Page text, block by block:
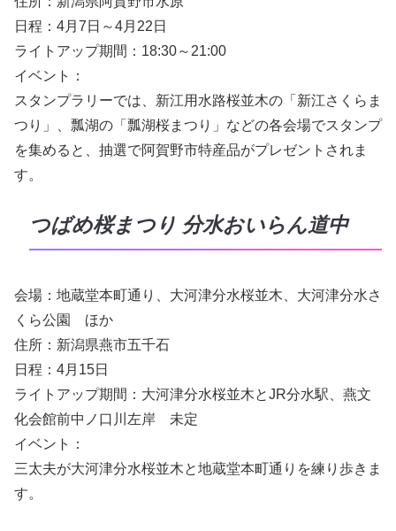
日程：4月7日～4月22日
ライトアップ期間：18:30～21:00
イベント：
スタンプラリーでは、新江用水路桜並木の「新江さくらま
つり」、瓢湖の「瓢湖桜まつり」などの各会場でスタンプ
を集めると、抽選で阿賀野市特産品がプレゼントされま
す。
つばめ桜まつり 分水おいらん道中
会場：地蔵堂本町通り、大河津分水桜並木、大河津分水さ
くら公園 ほか
住所：新潟県燕市五千石
日程：4月15日
ライトアップ期間：大河津分水桜並木とJR分水駅、燕文
化会館前中ノ口川左岸 未定
イベント：
三太夫が大河津分水桜並木と地蔵堂本町通りを練り歩きま
す。